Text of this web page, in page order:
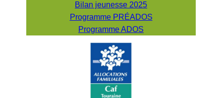
Bilan jeunesse 2025
Programme PRÉADOS
Programme ADOS